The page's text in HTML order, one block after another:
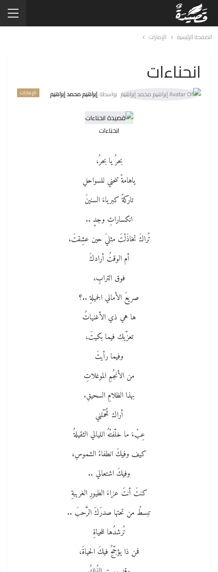
الصفحة الرئيسية الإمارات
انحناءات
الإمارات بواسطة إبراهيم محمد إبراهيم
انحناءات
بحرُ يا بحرُ،
ياهامةً تنحني للسواحلِ
تاركةً كبرياءَ السنينَ
انكساراتِ وجدٍ ..
تُراكَ تخاذَلْتَ مثليَ حين عشِقتَ،
أم الوقتُ أرادكَ
فوق الترابِ،
صريعَ الأماني الجميلةِ ..؟
ها هي ذي الأغنياتُ
تعزّيك فيما بكيتَ،
وفيما رأيتَ
من الأنجُمِ الموغلاتِ
بهذا الظلامِ السحيقِ.
أراك تُحَمّلني
عِبْءَ ما خلّفتْهُ الليالي الثقيلةُ
كيف وفيكَ انطفاءُ الشموسِ،
وفيكَ اشتعالي ..
كنتَ أنتَ عزاءَ الطيورِ الغريبةِ
تبسطُ من تحتها صدرَكَ الرَّحبَ ..
تُرشدُها للحياةِ
فمن ذا يؤجّجُ فيكَ الحياةَ،